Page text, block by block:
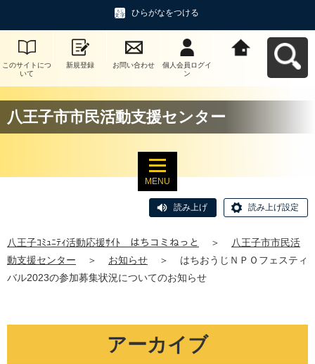
ひらがなをつける
このサイトにつ
いて
新規登録 お問い合わせ
個人会員ログイ
ン
八王子市市民活動支援センター
MENU
読み上げ 読み上げ設定
八王子ｺﾐｭﾆﾃｨ活動応援ｻｲﾄ はちコミねっと ＞
八王子市市民活
動支援センター
＞ お知らせ ＞
はちおうじＮＰＯフェスティ
バル2023の参加募集状況についてのお知らせ
アーカイブ